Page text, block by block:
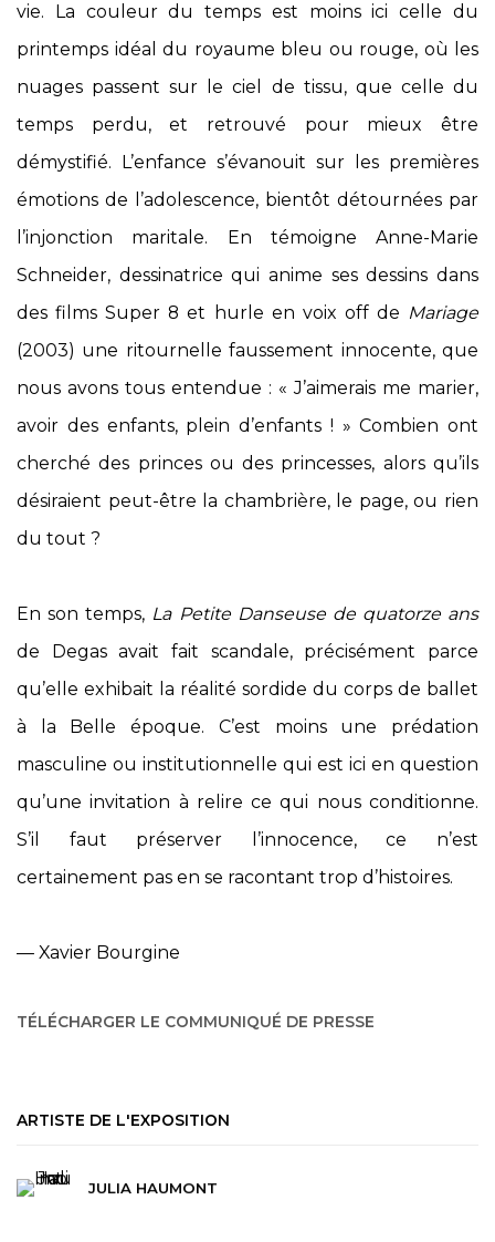
vie. La couleur du temps est moins ici celle du
printemps idéal du royaume bleu ou rouge, où les
nuages passent sur le ciel de tissu, que celle du
temps perdu, et retrouvé pour mieux être
démystifié. L’enfance s’évanouit sur les premières
émotions de l’adolescence, bientôt détournées par
l’injonction maritale. En témoigne Anne-Marie
Schneider, dessinatrice qui anime ses dessins dans
des films Super 8 et hurle en voix off de Mariage
(2003) une ritournelle faussement innocente, que
nous avons tous entendue : « J’aimerais me marier,
avoir des enfants, plein d’enfants ! » Combien ont
cherché des princes ou des princesses, alors qu’ils
désiraient peut-être la chambrière, le page, ou rien
du tout ?
En son temps, La Petite Danseuse de quatorze ans
de Degas avait fait scandale, précisément parce
qu’elle exhibait la réalité sordide du corps de ballet
à la Belle époque. C’est moins une prédation
masculine ou institutionnelle qui est ici en question
qu’une invitation à relire ce qui nous conditionne.
S’il faut préserver l’innocence, ce n’est
certainement pas en se racontant trop d’histoires.
— Xavier Bourgine
TÉLÉCHARGER LE COMMUNIQUÉ DE PRESSE
ARTISTE DE L'EXPOSITION
JULIA HAUMONT